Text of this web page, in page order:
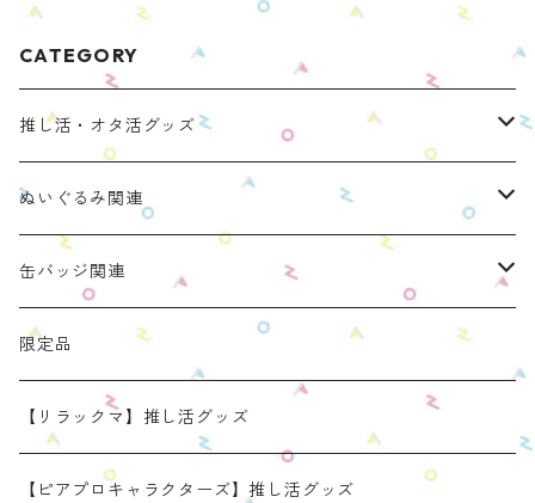
CATEGORY
推し活・オタ活グッズ
ぬいのおくるみ ぬいくるみん
リラックマモデル（全１種）
OZaKKaオリジナルモデル
手と手がつながる つなぐるみん
どうぶつシリーズ(第1弾)
たべものシリーズ(第2弾)
きらきらぬいぐるみポーチ
【限定】星
スタンダード (本体の高さ：約16cm）
推し活コースターケース
ラウンド（丸型 2025年11月リニューアルモデル）
缶バッジケース
ぬいぐるみ関連
ぬいのおくるみ ぬいくるみん
身長：約16cm【BIG】
身長：約12㎝
手と手がつながる つなぐるみん
きらきらぬいぐるみポーチ
スタンダード (本体の高さ：約16cm）
リラックマ ぬい活アイテム
缶バッジ関連
ねこみみ缶バッジケース
くまみみ缶バッジケース
うさみみ缶バッジケース
限定品
【リラックマ】推し活グッズ
【ピアプロキャラクターズ】推し活グッズ